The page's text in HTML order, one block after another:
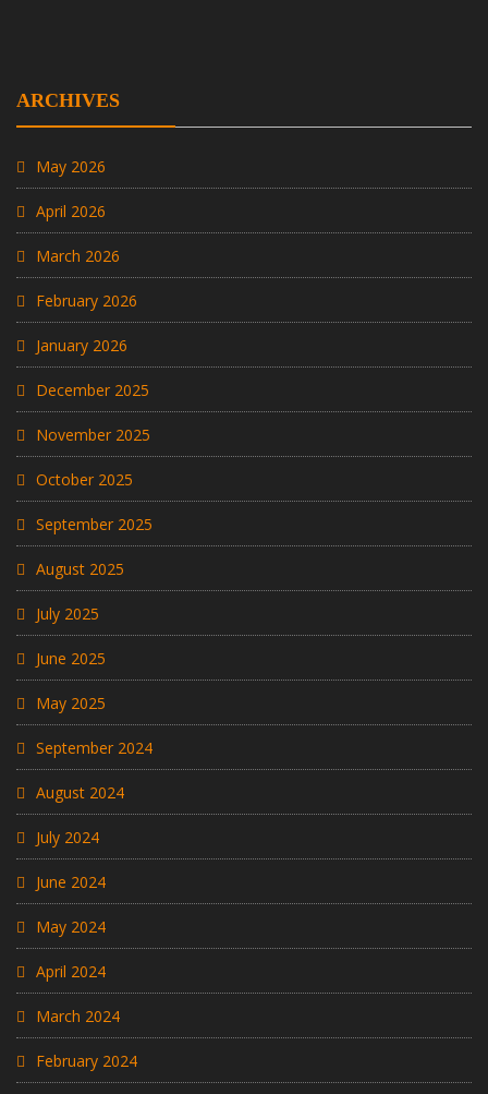
ARCHIVES
May 2026
April 2026
March 2026
February 2026
January 2026
December 2025
November 2025
October 2025
September 2025
August 2025
July 2025
June 2025
May 2025
September 2024
August 2024
July 2024
June 2024
May 2024
April 2024
March 2024
February 2024